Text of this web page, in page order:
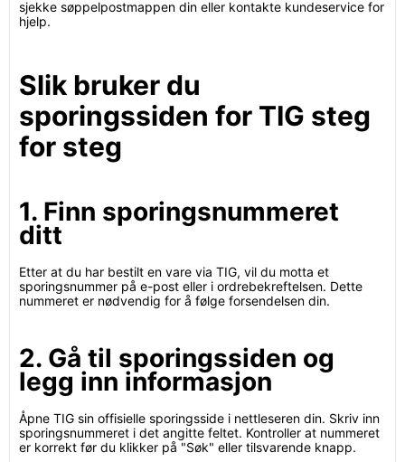
sjekke søppelpostmappen din eller kontakte kundeservice for
hjelp.
Slik bruker du
sporingssiden for TIG steg
for steg
1. Finn sporingsnummeret
ditt
Etter at du har bestilt en vare via TIG, vil du motta et
sporingsnummer på e-post eller i ordrebekreftelsen. Dette
nummeret er nødvendig for å følge forsendelsen din.
2. Gå til sporingssiden og
legg inn informasjon
Åpne TIG sin offisielle sporingsside i nettleseren din. Skriv inn
sporingsnummeret i det angitte feltet. Kontroller at nummeret
er korrekt før du klikker på "Søk" eller tilsvarende knapp.